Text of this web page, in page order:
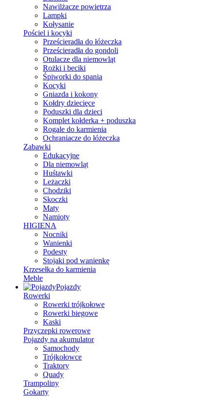
Nawilżacze powietrza
Lampki
Kołysanie
Pościel i kocyki
Prześcieradła do łóżeczka
Prześcieradła do gondoli
Otulacze dla niemowląt
Rożki i beciki
Śpiworki do spania
Kocyki
Gniazda i kokony
Kołdry dziecięce
Poduszki dla dzieci
Komplet kołderka + poduszka
Rogale do karmienia
Ochraniacze do łóżeczka
Zabawki
Edukacyjne
Dla niemowląt
Huśtawki
Leżaczki
Chodziki
Skoczki
Maty
Namioty
HIGIENA
Nocniki
Wanienki
Podesty
Stojaki pod wanienkę
Krzesełka do karmienia
Meble
Pojazdy
Rowerki
Rowerki trójkołowe
Rowerki biegowe
Kaski
Przyczepki rowerowe
Pojazdy na akumulator
Samochody
Trójkołowce
Traktory
Quady
Trampoliny
Gokarty